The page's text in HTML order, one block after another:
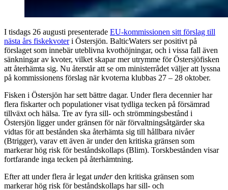
I tisdags 26 augusti presenterade EU-kommissionen sitt förslag till
nästa års fiskekvoteri Östersjön. BalticWaters ser positivt på
förslaget som innebär uteblivna kvothöjningar, och i vissa fall även
sänkningar av kvoter, vilket skapar mer utrymme för Östersjöfisken
att återhämta sig. Nu återstår att se om ministerrådet väljer att lyssna
på kommissionens förslag när kvoterna klubbas 27 – 28 oktober.
Fisken i Östersjön har sett bättre dagar. Under flera decennier har
flera fiskarter och populationer visat tydliga tecken på försämrad
tillväxt och hälsa. Tre av fyra sill- och strömmingsbestånd i
Östersjön ligger under gränsen för när förvaltningsåtgärder ska
vidtas för att bestånden ska återhämta sig till hållbara nivåer
(Btrigger), varav ett även är under den kritiska gränsen som
markerar hög risk för beståndskollaps (Blim). Torskbestånden visar
fortfarande inga tecken på återhämtning.
Efter att under flera år legat underden kritiska gränsen som
markerar hög risk för beståndskollaps har sill- och